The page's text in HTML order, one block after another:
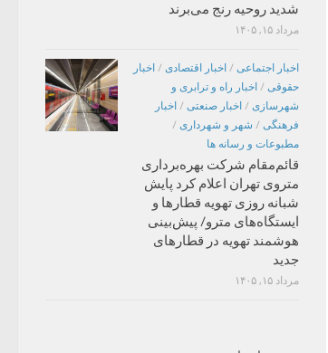
شدید روحیه رنج می‌برند
مرداد ۱۵, ۱۴۰۵
اخبار اجتماعی / اخبار اقتصادی / اخبار
حقوقی / اخبار راه و ترابری و
شهرسازی / اخبار صنعتی / اخبار
فرهنگی / شهر و شهرداری /
مطبوعات و رسانه ها
قائم‌مقام شرکت بهره‌برداری
متروی تهران اعلام کرد پایش
شبانه روزی تهویه قطارها و
ایستگاه‌های مترو/ پیش‌بینی
هوشمند تهویه در قطارهای
جدید
مرداد ۱۵, ۱۴۰۵